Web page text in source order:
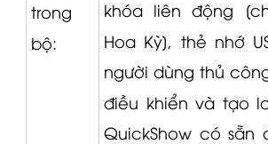
trong
bộ:
khóa liên động
Hoa Kỳ], thẻ nhớ
người dùng thủ
điều khiển và tạo
QuickShow có sẵn